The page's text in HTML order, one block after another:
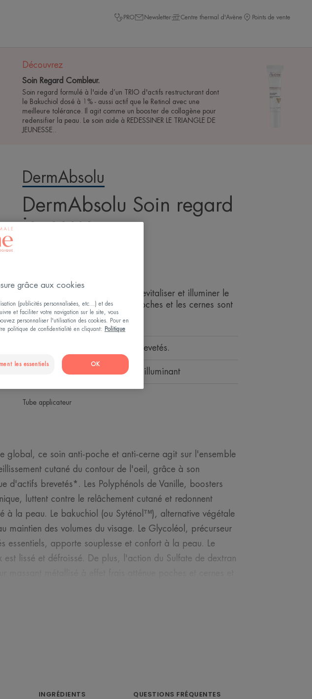
PRO Newsletter Centre thermal d'Avène Points de vente
Découvrez
Soin Regard Combleur.
Soin regard formulé à l'aide d’un TRIO d'actifs restructurant dont
le Bakuchiol dosé à 1% - aussi actif que le Retinol avec une
meilleure tolérance. Il agit comme un booster de collagène pour
redensifier la peau. Le soin aide à REDESSINER LE TRIANGLE DE
JEUNESSE..
DermAbsolu
DermAbsolu Soin regard
jeunesse
Un soin regard jeunesse pour revitaliser et illuminer le
regard dès l'application. Les poches et les cernes sont
atténués.
Association d'actifs anti-âge brevetés.
Revitalisant, décongestionnant, illuminant
Tube applicateur
global, ce soin anti-poche et anti-cerne agit sur l'ensemble
cutané du contour de l'oeil, grâce à son
d'actifs brevetés*. Les Polyphénols de Vanille, boosters
luttent contre le relâchement cutané et redonnent
à la peau. Le bakuchiol (ou Syténol™), alternative végétale
maintien des volumes du visage. Le Glycoléol, précurseur
essentiels, apporte souplesse et confort à la peau. Le
est lissé et défroissé. De plus, l'action du Sulfate de dextran
aux contours des yeux sensibles.
INGRÉDIENTS QUESTIONS FRÉQUENTES
grâce aux cookies
(publicités personnalisées, etc...) et des
et faciliter votre navigation sur le site, vous
personnaliser l'utilisation des cookies. Pour en
politique de confidentialité en cliquant:
Politique
les essentiels OK